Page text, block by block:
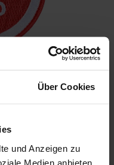
Über Cookies
und Anzeigen zu
Medien anbieten